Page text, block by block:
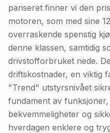
panseret finner vi den
motoren, som med sine
overraskende spenstig
denne klassen, samtidig
drivstofforbruket nede.
driftskostnader, en viktig
"Trend" utstyrsnivået
fundament av
bekvemmeligheter og
hverdagen enklere og